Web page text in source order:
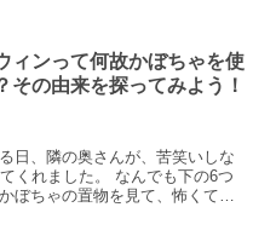
ィンって何故かぼちゃを使
その由来を探ってみよう！
日、隣の奥さんが、苦笑いしな
くれました。 なんでも下の6つ
ぼちゃの置物を見て、怖くて泣